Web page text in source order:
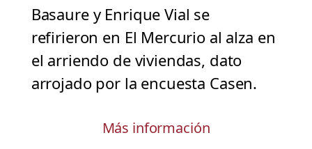
Basaure y Enrique Vial se
refirieron en El Mercurio al alza en
el arriendo de viviendas, dato
arrojado por la encuesta Casen.
Más información